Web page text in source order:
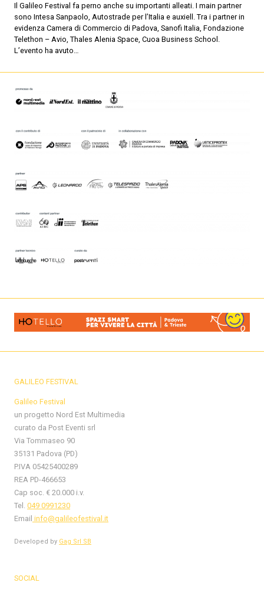
Il Galileo Festival fa perno anche su importanti alleati. I main partner
sono Intesa Sanpaolo, Autostrade per l’Italia e auxiell. Tra i partner in
evidenza Camera di Commercio di Padova, Sanofi Italia, Fondazione
Telethon – Avio, Thales Alenia Space, Cuoa Business School.
L’evento ha avuto…
GALILEO FESTIVAL
Galileo Festival
un progetto Nord Est Multimedia
curato da Post Eventi srl
Via Tommaseo 90
35131 Padova (PD)
P.IVA 05425400289
REA PD-466653
Cap soc. € 20.000 i.v.
Tel. 049 0991230
Email info@galileofestival.it
Developed by Gag Srl SB
SOCIAL